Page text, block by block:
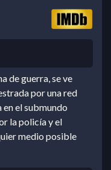
de guerra, se ve
por una red
el submundo
la policía y el
medio posible